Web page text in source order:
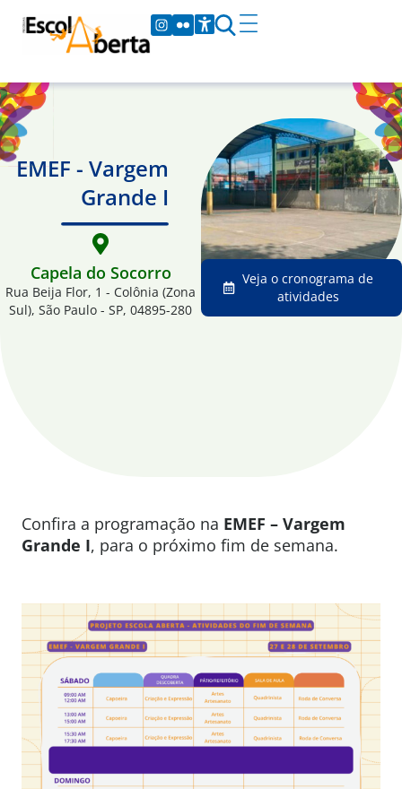
EMEF - Vargem
Grande I
Capela do Socorro
Rua Beija Flor, 1 - Colônia (Zona
Sul), São Paulo - SP, 04895-280
Veja o cronograma de
atividades
Confira a programação na EMEF – Vargem
Grande I, para o próximo fim de semana.